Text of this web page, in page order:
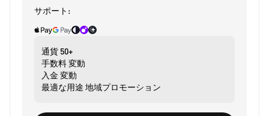
サポート:
通貨 50+
手数料変動
入金 変動
最適な用途 地域プロモーション